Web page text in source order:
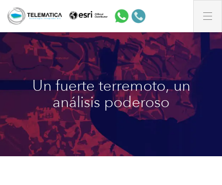
Un fuerte terremoto, un
análisis poderoso